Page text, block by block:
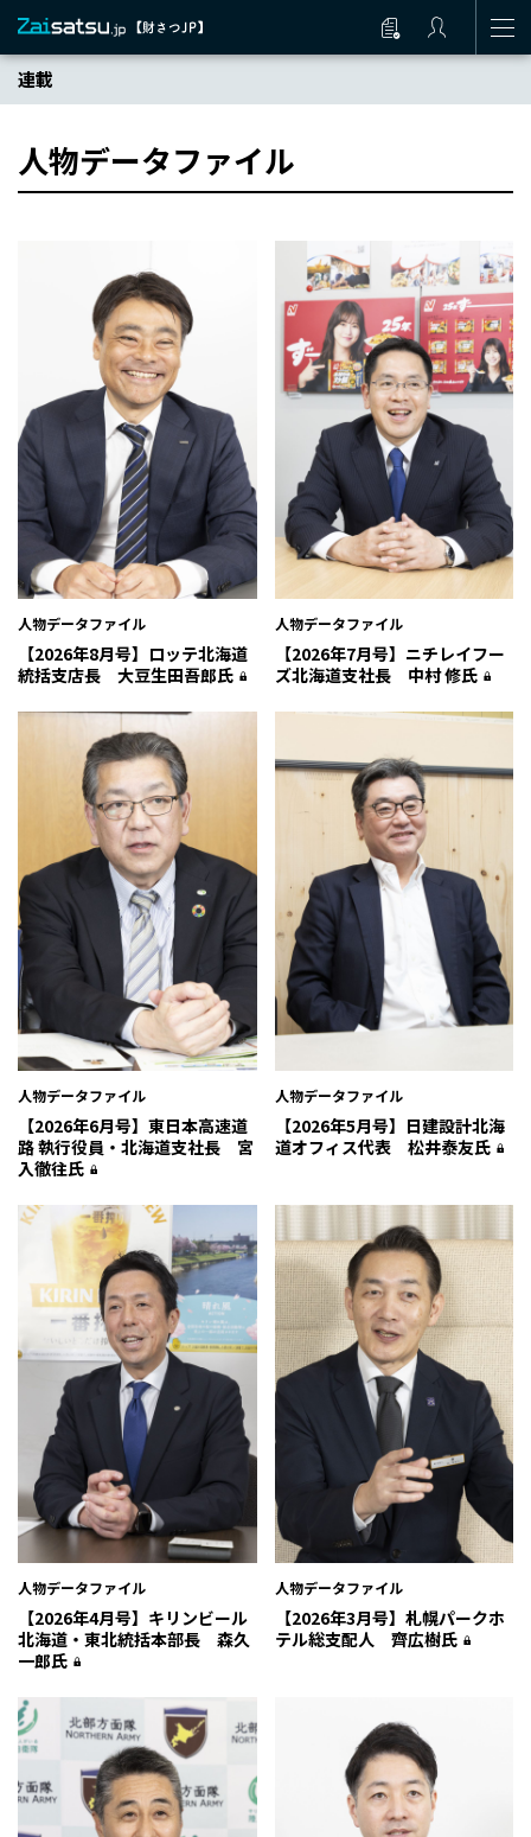
連載
人物データファイル
人物データファイル
【2026年8月号】ロッテ北海道
統括支店長 大豆生田吾郎氏
人物データファイル
【2026年7月号】ニチレイフー
ズ北海道支社長 中村 修氏
人物データファイル
【2026年6月号】東日本高速道
路 執行役員・北海道支社長 宮
入徹往氏
人物データファイル
【2026年5月号】日建設計北海
道オフィス代表 松井泰友氏
人物データファイル
【2026年4月号】キリンビール
北海道・東北統括本部長 森久
一郎氏
人物データファイル
【2026年3月号】札幌パークホ
テル総支配人 齊広樹氏